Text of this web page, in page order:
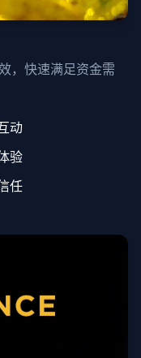
，快速满足资金需
动
验
任